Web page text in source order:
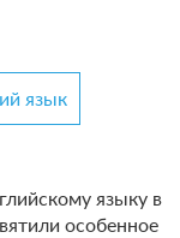
язык
языку в
особенное